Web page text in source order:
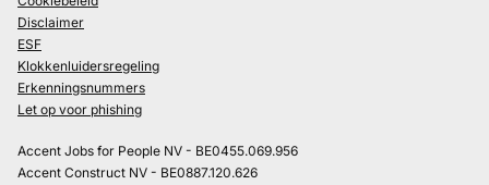
Disclaimer
ESF
Klokkenluidersregeling
Erkenningsnummers
Let op voor phishing
Accent Jobs for People NV - BE0455.069.956
Accent Construct NV - BE0887.120.626